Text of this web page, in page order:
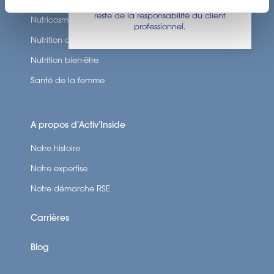
reste de la responsabilité du client
professionnel.
Nutricosmétique
Nutrition du mieux vieillir
Nutrition bien-être
Santé de la femme
A propos d’Activ’Inside
Notre histoire
Notre expertise
Notre démarche RSE
Carrières
Blog